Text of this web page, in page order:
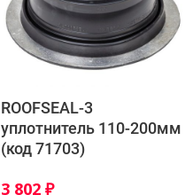
ROOFSEAL-3
уплотнитель 110-200мм
(код 71703)
3 802 ₽